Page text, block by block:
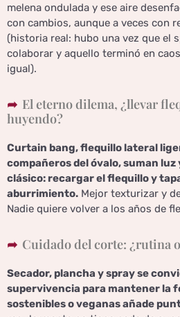
melena ondulada y ese aire
con cambios, aunque a veces con
(historia real: hubo una vez que el
colaborar y aquello terminó en
igual).
El eterno dilema, ¿llevar
huyendo?
Curtain bang, flequillo lateral
compañeros del óvalo, suman
clásico: recargar el flequillo y
aburrimiento. Mejor texturizar y
Nadie quiere volver a los años de
Cuidado del corte: ¿rutina
Secador, plancha y spray se
supervivencia para mantener la
sostenibles o veganas añade